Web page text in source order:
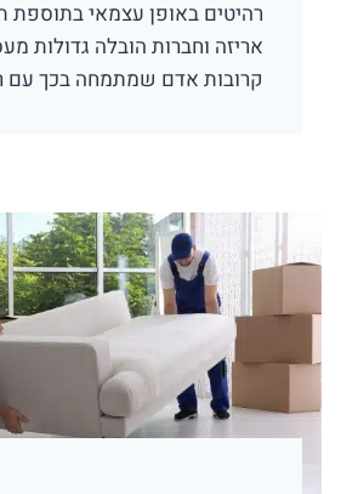
רהיטים באופן עצמאי בתוספת
אריזה וחברות הובלה גדולות
קרובות אדם שמתמחה בכך עם